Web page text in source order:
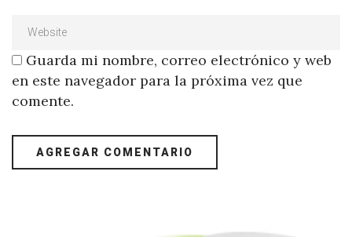
Guarda mi nombre, correo electrónico y web
en este navegador para la próxima vez que
comente.